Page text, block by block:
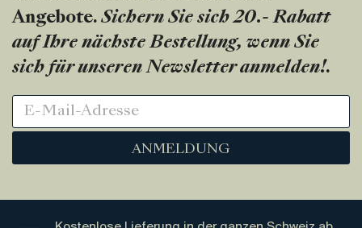
Angebote. Sichern Sie sich 20.- Rabatt
auf Ihre nächste Bestellung, wenn Sie
sich für unseren Newsletter anmelden!.
ANMELDUNG